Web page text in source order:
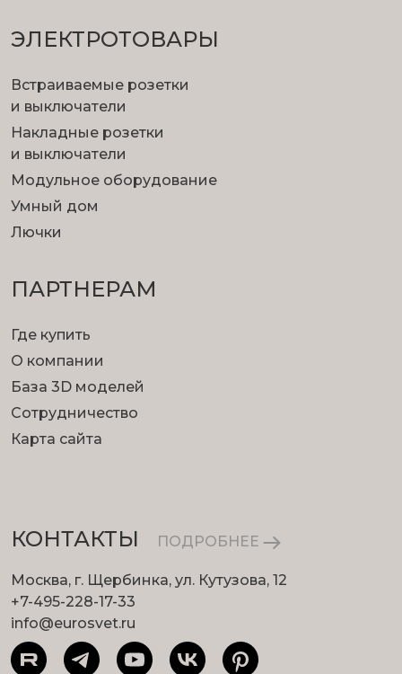
ЭЛЕКТРОТОВАРЫ
Встраиваемые розетки
и выключатели
Накладные розетки
и выключатели
Модульное оборудование
Умный дом
Лючки
ПАРТНЕРАМ
Где купить
О компании
База 3D моделей
Сотрудничество
Карта сайта
КОНТАКТЫ ПОДРОБНЕЕ
Москва, г. Щербинка, ул. Кутузова, 12
+7-495-228-17-33
info@eurosvet.ru